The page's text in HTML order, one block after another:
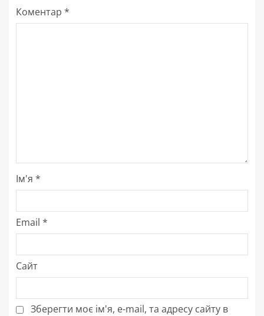
Коментар *
Ім'я *
Email *
Сайт
Зберегти моє ім'я, e-mail, та адресу сайту в